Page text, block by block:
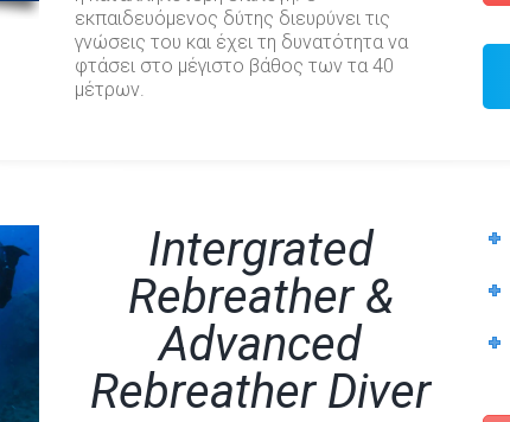
εκπαιδευόμενος δύτης διευρύνει τις
γνώσεις του και έχει τη δυνατότητα να
φτάσει στο μέγιστο βάθος των τα 40
μέτρων.
Intergrated
Rebreather &
Advanced
Rebreather Diver